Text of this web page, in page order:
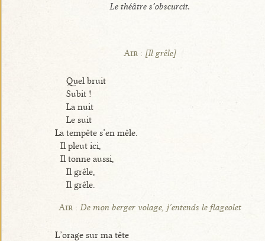
Le théâtre s’obscurcit.
Air : [Il grêle]
Quel bruit
Subit !
La nuit
Le suit
La tempête s’en mêle.
Il pleut ici,
Il tonne aussi,
Il grêle,
Il grêle.
Air : De mon berger volage, j’entends le flageolet
L’orage sur ma tête